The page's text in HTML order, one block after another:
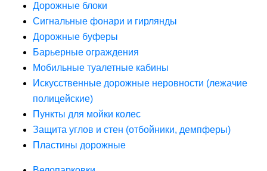
Дорожные блоки
Сигнальные фонари и гирлянды
Дорожные буферы
Барьерные ограждения
Мобильные туалетные кабины
Искусственные дорожные неровности (лежачие
полицейские)
Пункты для мойки колес
Защита углов и стен (отбойники, демпферы)
Пластины дорожные